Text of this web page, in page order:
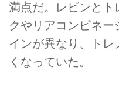
満点だ。レビンとト
クやリアコンビネ
インが異なり、ト
くなっていた。